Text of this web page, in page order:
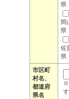
県
岡
県
佐
県
市区町
村名、
都道府
県名
※